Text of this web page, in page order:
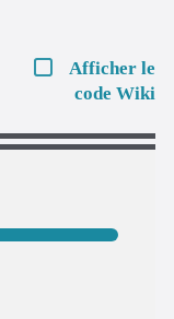
Afficher le
code Wiki